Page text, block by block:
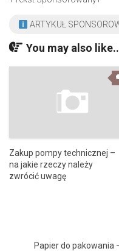
ARTYKUŁ
You may also
Zakup pompy technicznej –
na jakie rzeczy należy
zwrócić uwagę
Papier do pakowania